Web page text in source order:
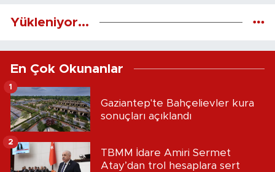
Yükleniyor...
En Çok Okunanlar
Gaziantep'te Bahçelievler kura
sonuçları açıklandı
1
TBMM İdare Amiri Sermet
Atay’dan trol hesaplara sert
2